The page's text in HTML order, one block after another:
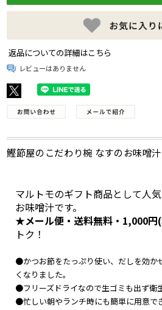
返品についての詳細はこちら
レビューはありません
鰹節屋のこだわり椀 なすのお味噌
マルトモのギフト商品として人
お味噌汁です。
★メール便・送料無料・1,000円
トク！
●かつお節をたっぷり使い、だしを効か
くなりました。
●フリーズドライなので生ゴミも出ず衛
●忙しい朝やランチ時にも簡単に用意で